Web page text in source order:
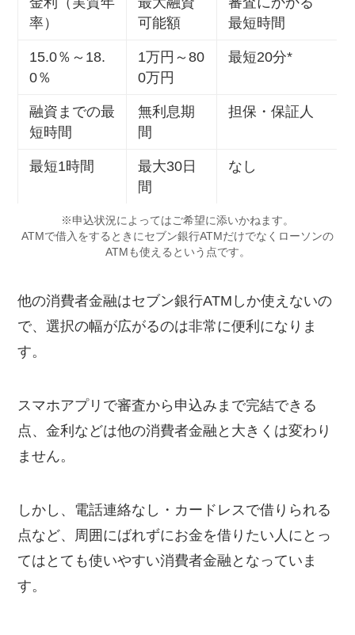
率）
可能額
最短時間
15.0％～18.
0％
1万円～80
0万円
最短20分*
融資までの最
短時間
無利息期
間
担保・保証人
最短1時間
最大30日
間
なし
※申込状況によってはご希望に添いかねます。
ATMで借入をするときにセブン銀行ATMだけでなくローソンの
ATMも使えるという点です。
他の消費者金融はセブン銀行ATMしか使えないの
で、選択の幅が広がるのは非常に便利になりま
す。
スマホアプリで審査から申込みまで完結できる
点、金利などは他の消費者金融と大きくは変わり
ません。
しかし、電話連絡なし・カードレスで借りられる
点など、周囲にばれずにお金を借りたい人にとっ
てはとても使いやすい消費者金融となっていま
す。